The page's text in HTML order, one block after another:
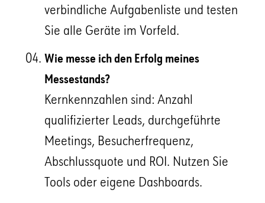
verbindliche Aufgabenliste und testen
Sie alle Geräte im Vorfeld.
Wie messe ich den Erfolg meines
Messestands?
Kernkennzahlen sind: Anzahl
qualifizierter Leads, durchgeführte
Meetings, Besucherfrequenz,
Abschlussquote und ROI. Nutzen Sie
Tools oder eigene Dashboards.